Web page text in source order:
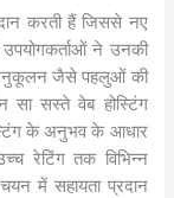
करती हैं जिससे नए
ने उनकी
अनुकूलन जैसे पहलुओं की
सा सस्ते वेब होस्टिंग
के अनुभव के आधार
रेटिंग तक विभिन्न
में सहायता प्रदान